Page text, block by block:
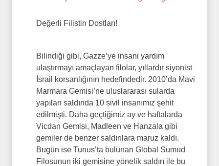
Değerli Filistin Dostları!
Bilindiği gibi, Gazze’ye insani yardım
ulaştırmayı amaçlayan filolar, yıllardır siyonist
İsrail korsanlığının hedefindedir. 2010’da Mavi
Marmara Gemisi’ne uluslararası sularda
yapılan saldırıda 10 sivil insanımız şehit
edilmişti. Daha geçtiğimiz ay ve haftalarda
Vicdan Gemisi, Madleen ve Hanzala gibi
gemiler de benzer saldırılara maruz kaldı.
Bugün ise Tunus’ta bulunan Global Sumud
Filosunun iki gemisine yönelik saldırı ile bu